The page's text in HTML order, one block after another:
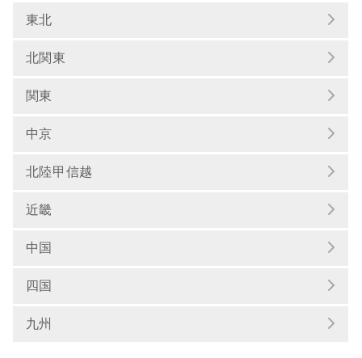
東北
北関東
関東
中京
北陸甲信越
近畿
中国
四国
九州